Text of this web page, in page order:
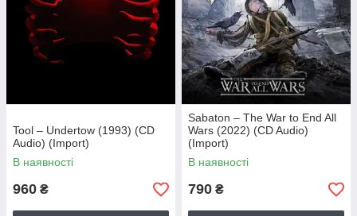
Tool – Undertow (1993) (CD
Audio) (Import)
В наявності
960 ₴
Sabaton – The War to End All
Wars (2022) (CD Audio)
(Import)
В наявності
790 ₴